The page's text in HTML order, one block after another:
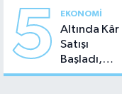
5 EKONOMI
Altında Kâr
Satışı
Başladı,
Malatya'da